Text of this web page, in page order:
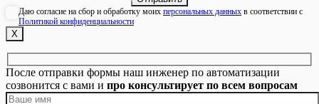
Даю согласие на сбор и обработку моих персональных данных в соответствии с
Политикой конфиденциальности
Х
После отправки формы наш инженер по автоматизации
созвонится с вами и про консультирует по всем вопросам